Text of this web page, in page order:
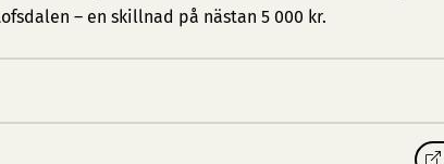
– en skillnad på nästan 5 000 kr.